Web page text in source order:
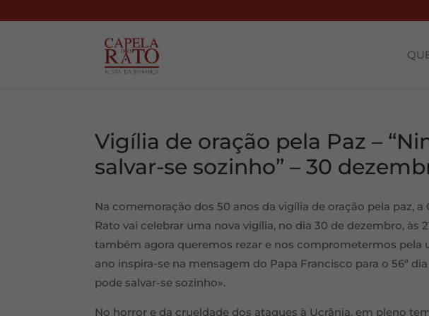
Vigília de oração pela Paz –
salvar-se sozinho” – 30
Na comemoração dos 50 anos da vigília de oração pela paz,
Rato vai celebrar uma nova vigília, no dia 30 de dezembro, às
também agora queremos rezar e nos comprometermos pela
ano inspira-se na mensagem do Papa Francisco para o 56ª
pode salvar-se sozinho».
No horror e da crueldade dos ataques à Ucrânia, em pleno